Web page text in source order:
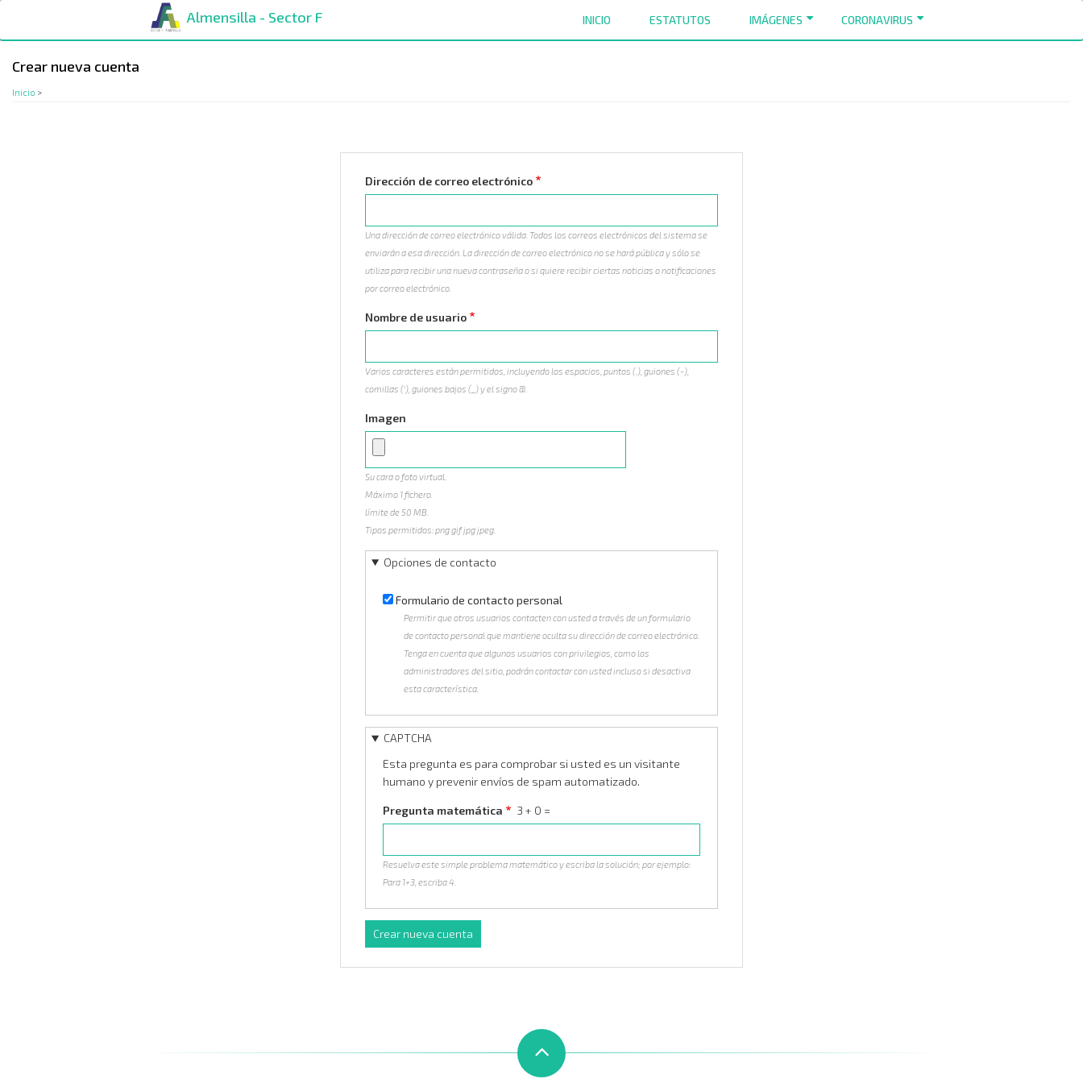
contenido
principal
Almensilla - Sector F INICIO ESTATUTOS IMÁGENES CORONAVIRUS
Crear nueva cuenta
Inicio >
Dirección de correo electrónico
Una dirección de correo electrónico válida. Todos los correos electrónicos del sistema se
enviarán a esa dirección. La dirección de correo electrónico no se hará pública y sólo se
utiliza para recibir una nueva contraseña o si quiere recibir ciertas noticias o notificaciones
por correo electrónico.
Nombre de usuario
Varios caracteres están permitidos, incluyendo los espacios, puntos (.), guiones (-),
comillas ('), guiones bajos (_) y el signo @.
Imagen
Su cara o foto virtual.
Máximo 1 fichero.
límite de 50 MB.
Tipos permitidos: png gif jpg jpeg.
Opciones de contacto
Formulario de contacto personal
Permitir que otros usuarios contacten con usted a través de un formulario
de contacto personal que mantiene oculta su dirección de correo electrónico.
Tenga en cuenta que algunos usuarios con privilegios, como los
administradores del sitio, podrán contactar con usted incluso si desactiva
esta característica.
CAPTCHA
Esta pregunta es para comprobar si usted es un visitante
humano y prevenir envíos de spam automatizado.
Pregunta matemática 3 + 0 =
Resuelva este simple problema matemático y escriba la solución; por ejemplo:
Para 1+3, escriba 4.